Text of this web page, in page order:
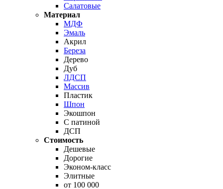
Салатовые
Материал
МДФ
Эмаль
Акрил
Береза
Дерево
Дуб
ЛДСП
Массив
Пластик
Шпон
Экошпон
С патиной
ДСП
Стоимость
Дешевые
Дорогие
Эконом-класс
Элитные
от 100 000